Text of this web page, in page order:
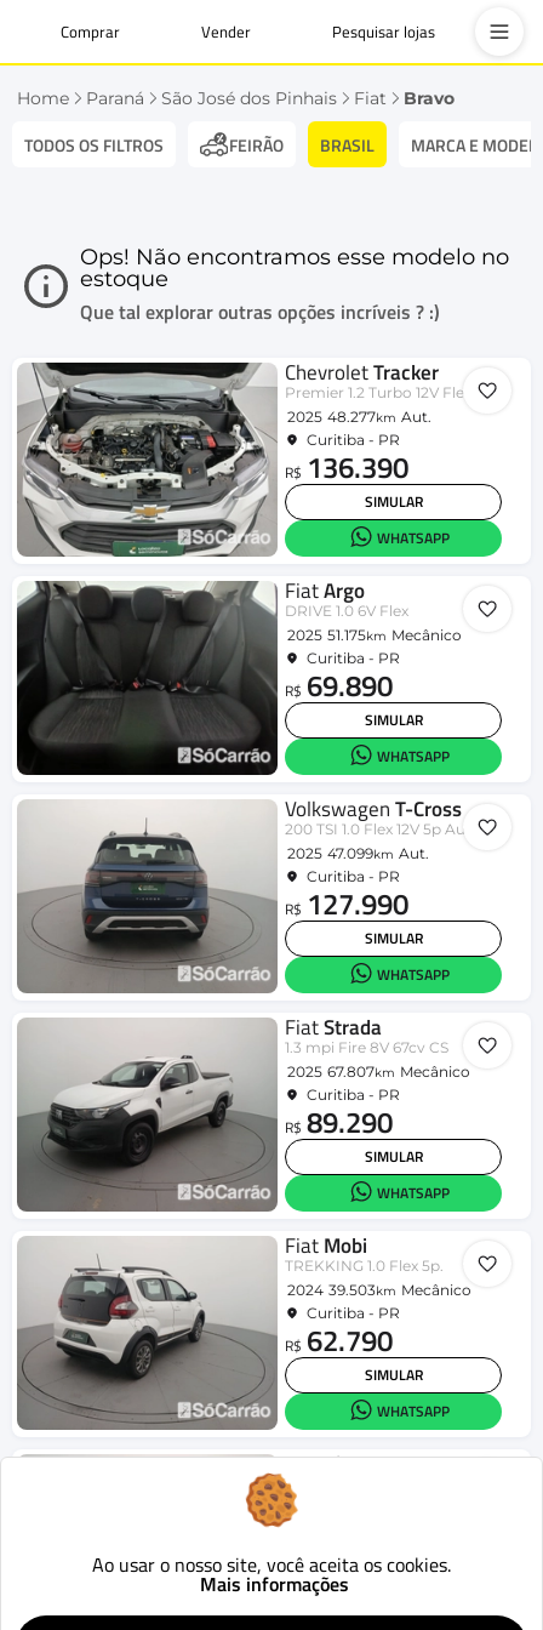
Comprar Vender Pesquisar lojas
Home Paraná São José dos Pinhais Fiat Bravo
TODOS OS FILTROS FEIRÃO BRASIL MARCA E
Ops! Não encontramos esse modelo no
estoque
Que tal explorar outras opções incríveis ? :)
ChevroletTracker
Premier 1.2 Turbo 12V Flex Aut.
2025 48.277km Aut.
Curitiba - PR
R$ 136.390
SIMULAR
WHATSAPP
FiatArgo
DRIVE 1.0 6V Flex
2025 51.175km Mecânico
Curitiba - PR
R$ 69.890
SIMULAR
WHATSAPP
VolkswagenT-Cross
200 TSI 1.0 Flex 12V 5p Aut.
2025 47.099km Aut.
Curitiba - PR
R$ 127.990
SIMULAR
WHATSAPP
FiatStrada
1.3 mpi Fire 8V 67cv CS
2025 67.807km Mecânico
Curitiba - PR
R$ 89.290
SIMULAR
WHATSAPP
FiatMobi
TREKKING 1.0 Flex 5p.
2024 39.503km Mecânico
Curitiba - PR
R$ 62.790
SIMULAR
WHATSAPP
HyundaiHB20S
2025
R$ 80.090
Ao usar o nosso site, você aceita os cookies.
Mais informações